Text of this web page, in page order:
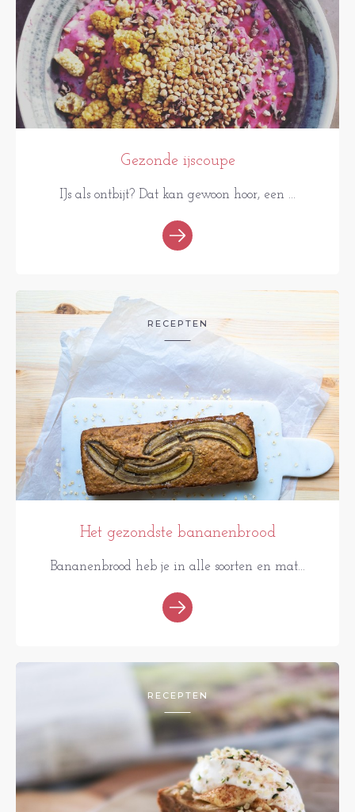
Gezonde ijscoupe
IJs als ontbijt? Dat kan gewoon hoor, een ...
RECEPTEN
Het gezondste bananenbrood
Bananenbrood heb je in alle soorten en mat...
RECEPTEN